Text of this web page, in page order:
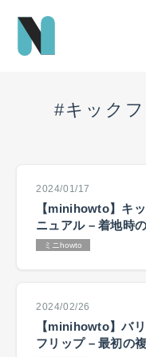
#キック
2024/01/17
【minihowto】キ
ニュアル – 着地時
識ミニhowto
2024/02/26
【minihowto】バ
フリップ – 最初の